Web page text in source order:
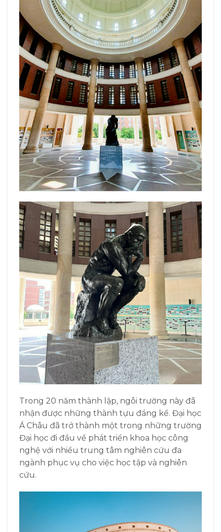
Trong 20 năm thành lập, ngôi trường này đã
nhận được những thành tựu đáng kể. Đại học
Á Châu đã trở thành một trong những trường
Đại học đi đầu về phát triển khoa học công
nghệ với nhiều trung tâm nghiên cứu đa
ngành phục vụ cho việc học tập và nghiên
cứu.